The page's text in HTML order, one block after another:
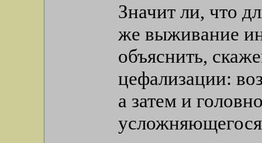
Значит ли, что
же выживание
объяснить,
цефализации:
а затем и